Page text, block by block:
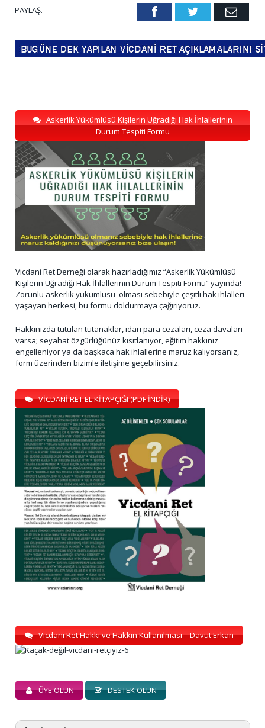
PAYLAŞ. FacebookTwitter Email
Askerlik Yükümlüsü Kişilerin Uğradığı Hak İhlallerinin
Durum Tespiti Formu
Vicdani Ret Derneği olarak hazırladığımız “Askerlik Yükümlüsü
Kişilerin Uğradığı Hak İhlallerinin Durum Tespiti Formu” yayında!
Zorunlu askerlik yükümlüsü olması sebebiyle çeşitli hak ihlalleri
yaşayan herkesi, bu formu doldurmaya çağırıyoruz.
Hakkınızda tutulan tutanaklar, idari para cezaları, ceza davaları
varsa; seyahat özgürlüğünüz kısıtlanıyor, eğitim hakkınız
engelleniyor ya da başkaca hak ihlallerine maruz kalıyorsanız,
form üzerinden bizimle iletişime geçebilirsiniz.
VİCDANİ RET EL KİTAPÇIĞI (PDF İNDİR)
Vicdani Ret Hakkı ve Hakkın Kullanılması – Davut Erkan
ÜYE OLUN DESTEK OLUN